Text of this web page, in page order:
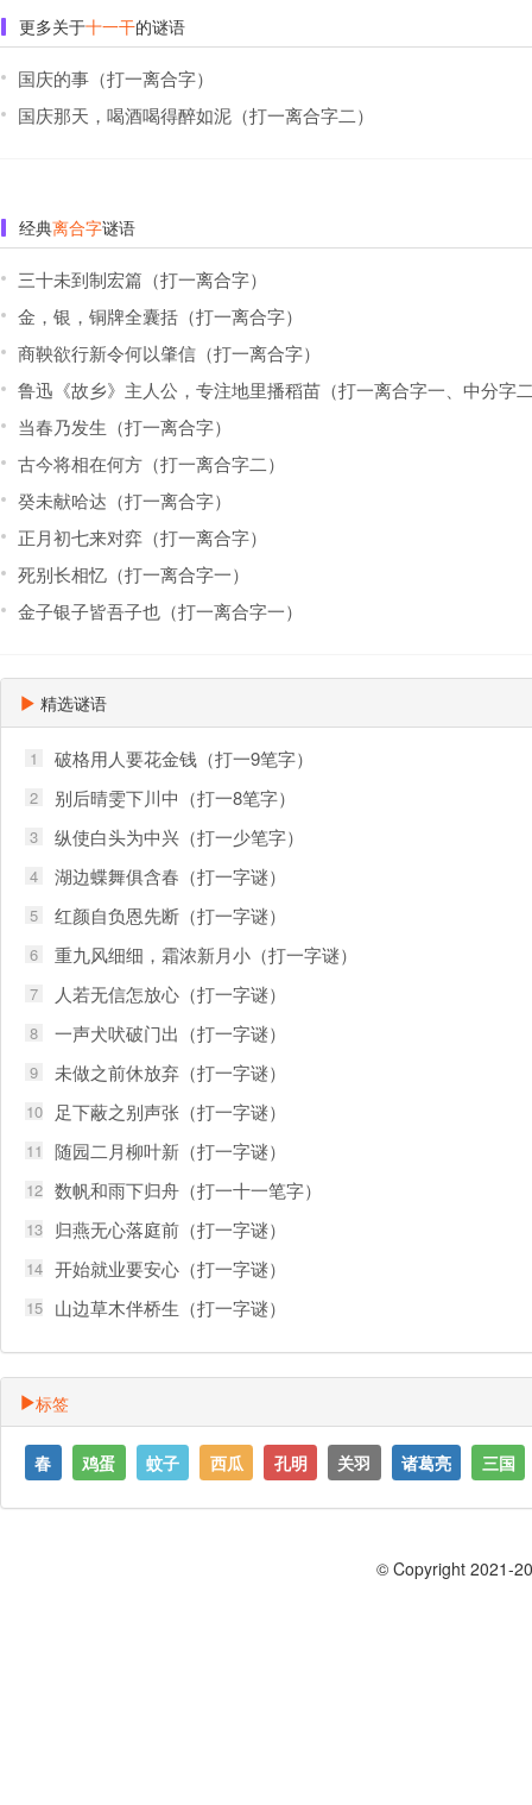
更多关于十一干的谜语
国庆的事（打一离合字）
国庆那天，喝酒喝得醉如泥（打一离合字二）
经典离合字谜语
三十未到制宏篇（打一离合字）
金，银，铜牌全囊括（打一离合字）
商鞅欲行新令何以肇信（打一离合字）
鲁迅《故乡》主人公，专注地里播稻苗（打一离合字一、中分字
当春乃发生（打一离合字）
古今将相在何方（打一离合字二）
癸未献哈达（打一离合字）
正月初七来对弈（打一离合字）
死别长相忆（打一离合字一）
金子银子皆吾子也（打一离合字一）
精选谜语
1 破格用人要花金钱（打一9笔字）
2 别后晴雯下川中（打一8笔字）
3 纵使白头为中兴（打一少笔字）
4 湖边蝶舞俱含春（打一字谜）
5 红颜自负恩先断（打一字谜）
6 重九风细细，霜浓新月小（打一字谜）
7 人若无信怎放心（打一字谜）
8 一声犬吠破门出（打一字谜）
9 未做之前休放弃（打一字谜）
10 足下蔽之别声张（打一字谜）
11 随园二月柳叶新（打一字谜）
12 数帆和雨下归舟（打一十一笔字）
13 归燕无心落庭前（打一字谜）
14 开始就业要安心（打一字谜）
15 山边草木伴桥生（打一字谜）
标签
春 鸡蛋 蚊子 西瓜 孔明 关羽 诸葛亮 三国
© Copyright 2021-